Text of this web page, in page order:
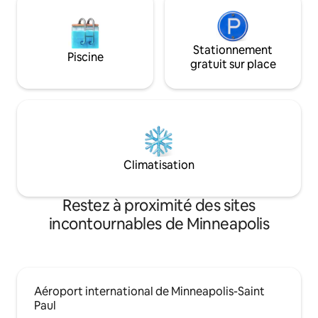
à pied au cœur de Minneapolis.
Piscine
Stationnement
gratuit sur place
Climatisation
Restez à proximité des sites
incontournables de Minneapolis
Aéroport international de Minneapolis-Saint
Paul